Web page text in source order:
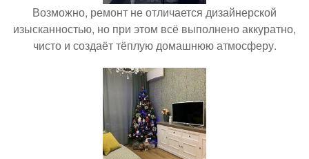
Возможно, ремонт не отличается дизайнерской
изысканностью, но при этом всё выполнено аккуратно,
чисто и создаёт тёплую домашнюю атмосферу.